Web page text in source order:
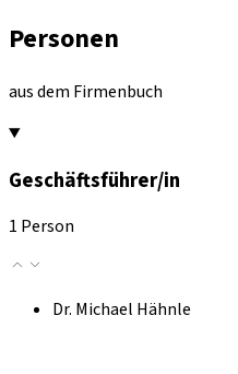
Personen
aus dem Firmenbuch
Geschäftsführer/in
1 Person
Dr. Michael Hähnle